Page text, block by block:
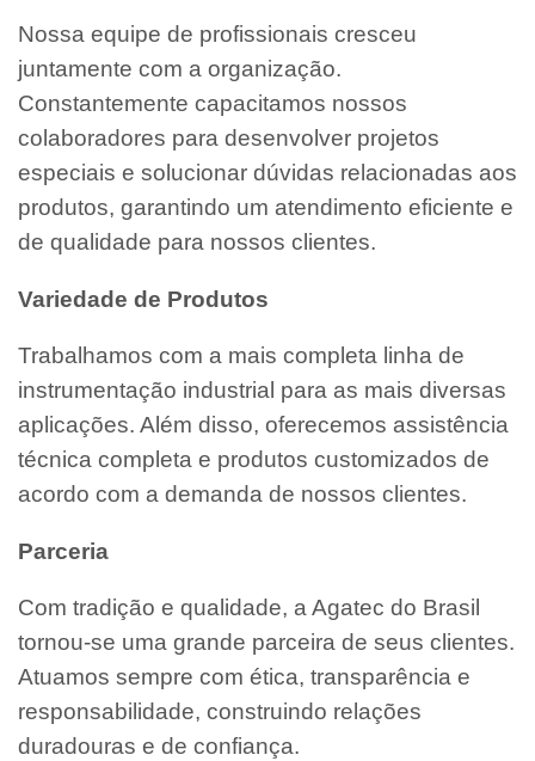
Nossa equipe de profissionais cresceu
juntamente com a organização.
Constantemente capacitamos nossos
colaboradores para desenvolver projetos
especiais e solucionar dúvidas relacionadas aos
produtos, garantindo um atendimento eficiente e
de qualidade para nossos clientes.
Variedade de Produtos
Trabalhamos com a mais completa linha de
instrumentação industrial para as mais diversas
aplicações. Além disso, oferecemos assistência
técnica completa e produtos customizados de
acordo com a demanda de nossos clientes.
Parceria
Com tradição e qualidade, a Agatec do Brasil
tornou-se uma grande parceira de seus clientes.
Atuamos sempre com ética, transparência e
responsabilidade, construindo relações
duradouras e de confiança.